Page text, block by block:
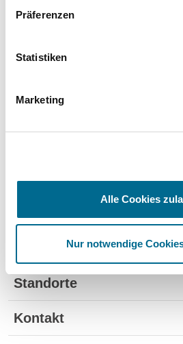
Präferenzen
Statistiken
Marketing
Alle Cookies
Nur notwendige
Standorte
Kontakt